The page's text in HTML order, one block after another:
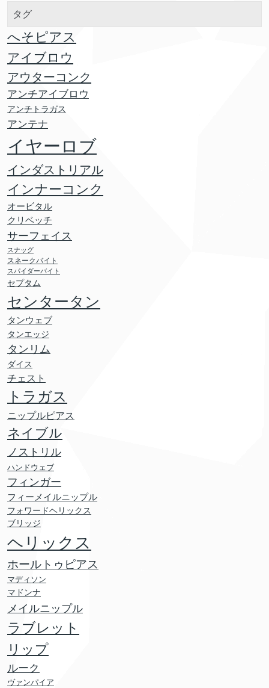
タグ
へそピアス
アイブロウ
アウターコンク
アンチアイブロウ
アンチトラガス
アンテナ
イヤーロブ
インダストリアル
インナーコンク
オービタル
クリベッチ
サーフェイス
スナッグ
スネークバイト
スパイダーバイト
セプタム
センタータン
タンウェブ
タンエッジ
タンリム
ダイス
チェスト
トラガス
ニップルピアス
ネイブル
ノストリル
ハンドウェブ
フィンガー
フィーメイルニップル
フォワードヘリックス
ブリッジ
ヘリックス
ホールトゥピアス
マディソン
マドンナ
メイルニップル
ラブレット
リップ
ルーク
ヴァンパイア